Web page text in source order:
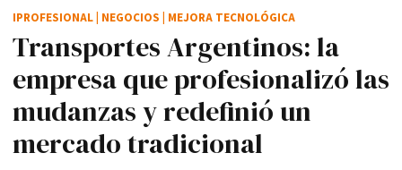
Transportes Argentinos: la
empresa que profesionalizó las
mudanzas y redefinió un
mercado tradicional
IPROFESIONAL NEGOCIOS MEJORA TECNOLÓGICA